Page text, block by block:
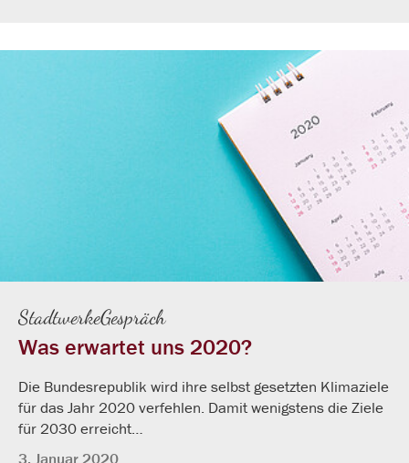
Was erwartet uns 2020?
StadtwerkeGespräch
Die Bundesrepublik wird ihre selbst gesetzten Klimaziele
für das Jahr 2020 verfehlen. Damit wenigstens die Ziele
für 2030 erreicht…
3. Januar 2020